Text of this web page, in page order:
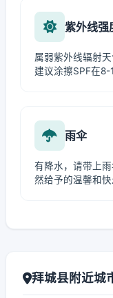
紫外线强
属弱紫外线辐射
建议涂擦SPF在8-
雨伞
有降水，请带上
然给予的温馨和
拜城县附近城